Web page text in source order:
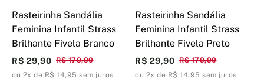
Rasteirinha Sandália
Feminina Infantil Strass
Brilhante Fivela Branco
R$ 179,90
R$ 29,90
ou 2x de R$ 14,95 sem juros
Rasteirinha Sandália
Feminina Infantil Strass
Brilhante Fivela Preto
R$ 179,90
R$ 29,90
ou 2x de R$ 14,95 sem juros